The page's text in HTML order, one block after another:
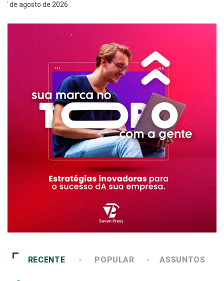
7 de agosto de 2026
RECENTE POPULAR ASSUNTOS